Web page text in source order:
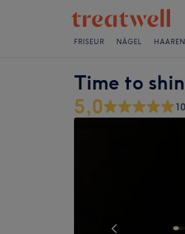
FRISEUR NÄGEL
Time to
5,0